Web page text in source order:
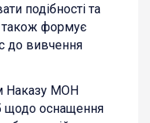
подібності та
також формує
до вивчення
Наказу МОН
щодо оснащення